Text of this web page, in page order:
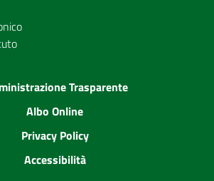
Trasparente
Albo Online
Privacy Policy
Accessibilità